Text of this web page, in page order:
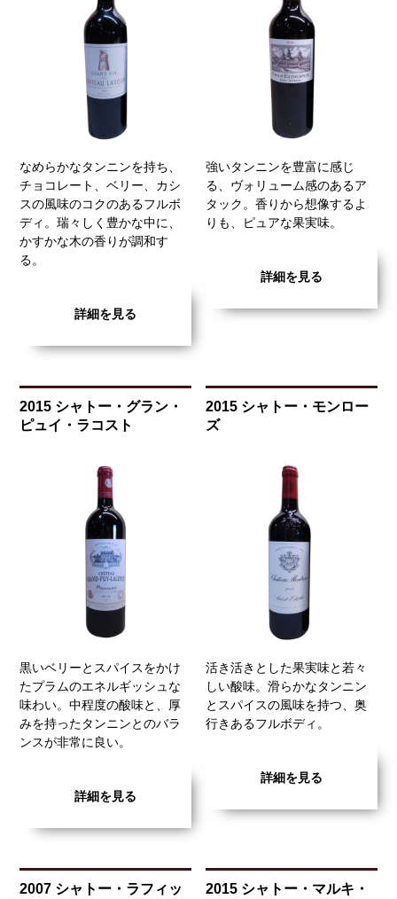
なめらかなタンニンを持ち、
チョコレート、ベリー、カシ
スの風味のコクのあるフルボ
ディ。瑞々しく豊かな中に、
かすかな木の香りが調和す
る。
詳細を見る
強いタンニンを豊富に感じ
る、ヴォリューム感のあるア
タック。香りから想像するよ
りも、ピュアな果実味。
詳細を見る
2015 シャトー・グラン・
ピュイ・ラコスト
黒いベリーとスパイスをかけ
たプラムのエネルギッシュな
味わい。中程度の酸味と、厚
みを持ったタンニンとのバラ
ンスが非常に良い。
詳細を見る
2015 シャトー・モンロー
ズ
活き活きとした果実味と若々
しい酸味。滑らかなタンニン
とスパイスの風味を持つ、奥
行きあるフルボディ。
詳細を見る
2007 シャトー・ラフィッ 2015 シャトー・マルキ・